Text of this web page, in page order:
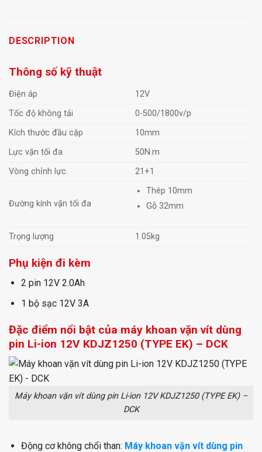
DESCRIPTION
Thông số kỹ thuật
Điện áp
12V
Tốc độ không tải
0-500/1800v/p
Kích thước đầu cặp
10mm
Lực vặn tối đa
50N.m
Vòng chỉnh lực
21+1
Đường kính vặn tối đa
Thép 10mm
Gỗ 32mm
Trọng lượng 1.05kg
Phụ kiện đi kèm
2 pin 12V 2.0Ah
1 bộ sạc 12V 3A
Đặc điểm nổi bật của máy khoan vặn vít dùng
pin Li-ion 12V KDJZ1250 (TYPE EK) – DCK
Máy khoan vặn vít dùng pin Li-ion 12V KDJZ1250 (TYPE EK) –
DCK
Động cơ không chổi than: Máy khoan vặn vít dùng pin